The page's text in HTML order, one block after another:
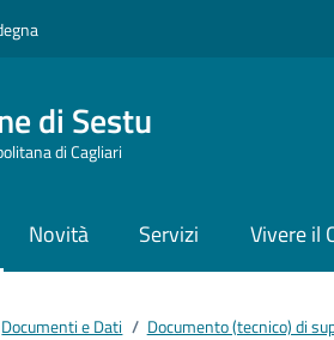
di Sestu
di Cagliari
Novità Servizi Vivere il
Documenti e Dati / Documento (tecnico) di